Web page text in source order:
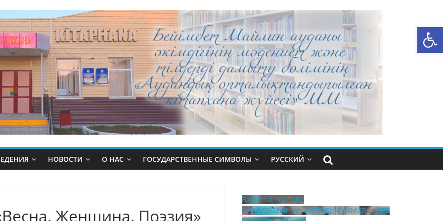
Открыть панель инструментов
НОВОСТИ О НАС ГОСУДАРСТВЕННЫЕ СИМВОЛЫ РУССКИЙ
Женщина. Поэзия»
Видео на YouTube
VVVVb0RGeWhhYmhXZTd3bWxWMGRmNFZ3